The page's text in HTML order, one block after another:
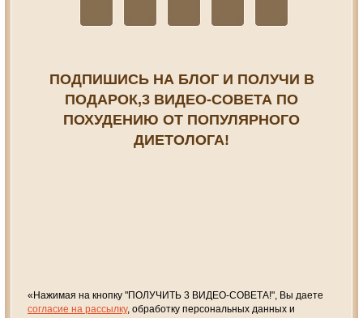
ПОДПИШИСЬ НА БЛОГ И ПОЛУЧИ В
ПОДАРОК,3 ВИДЕО-СОВЕТА ПО
ПОХУДЕНИЮ ОТ ПОПУЛЯРНОГО
ДИЕТОЛОГА!
«Нажимая на кнопку "ПОЛУЧИТЬ 3 ВИДЕО-СОВЕТА!", Вы даете
согласие на рассылку, обработку персональных данных и